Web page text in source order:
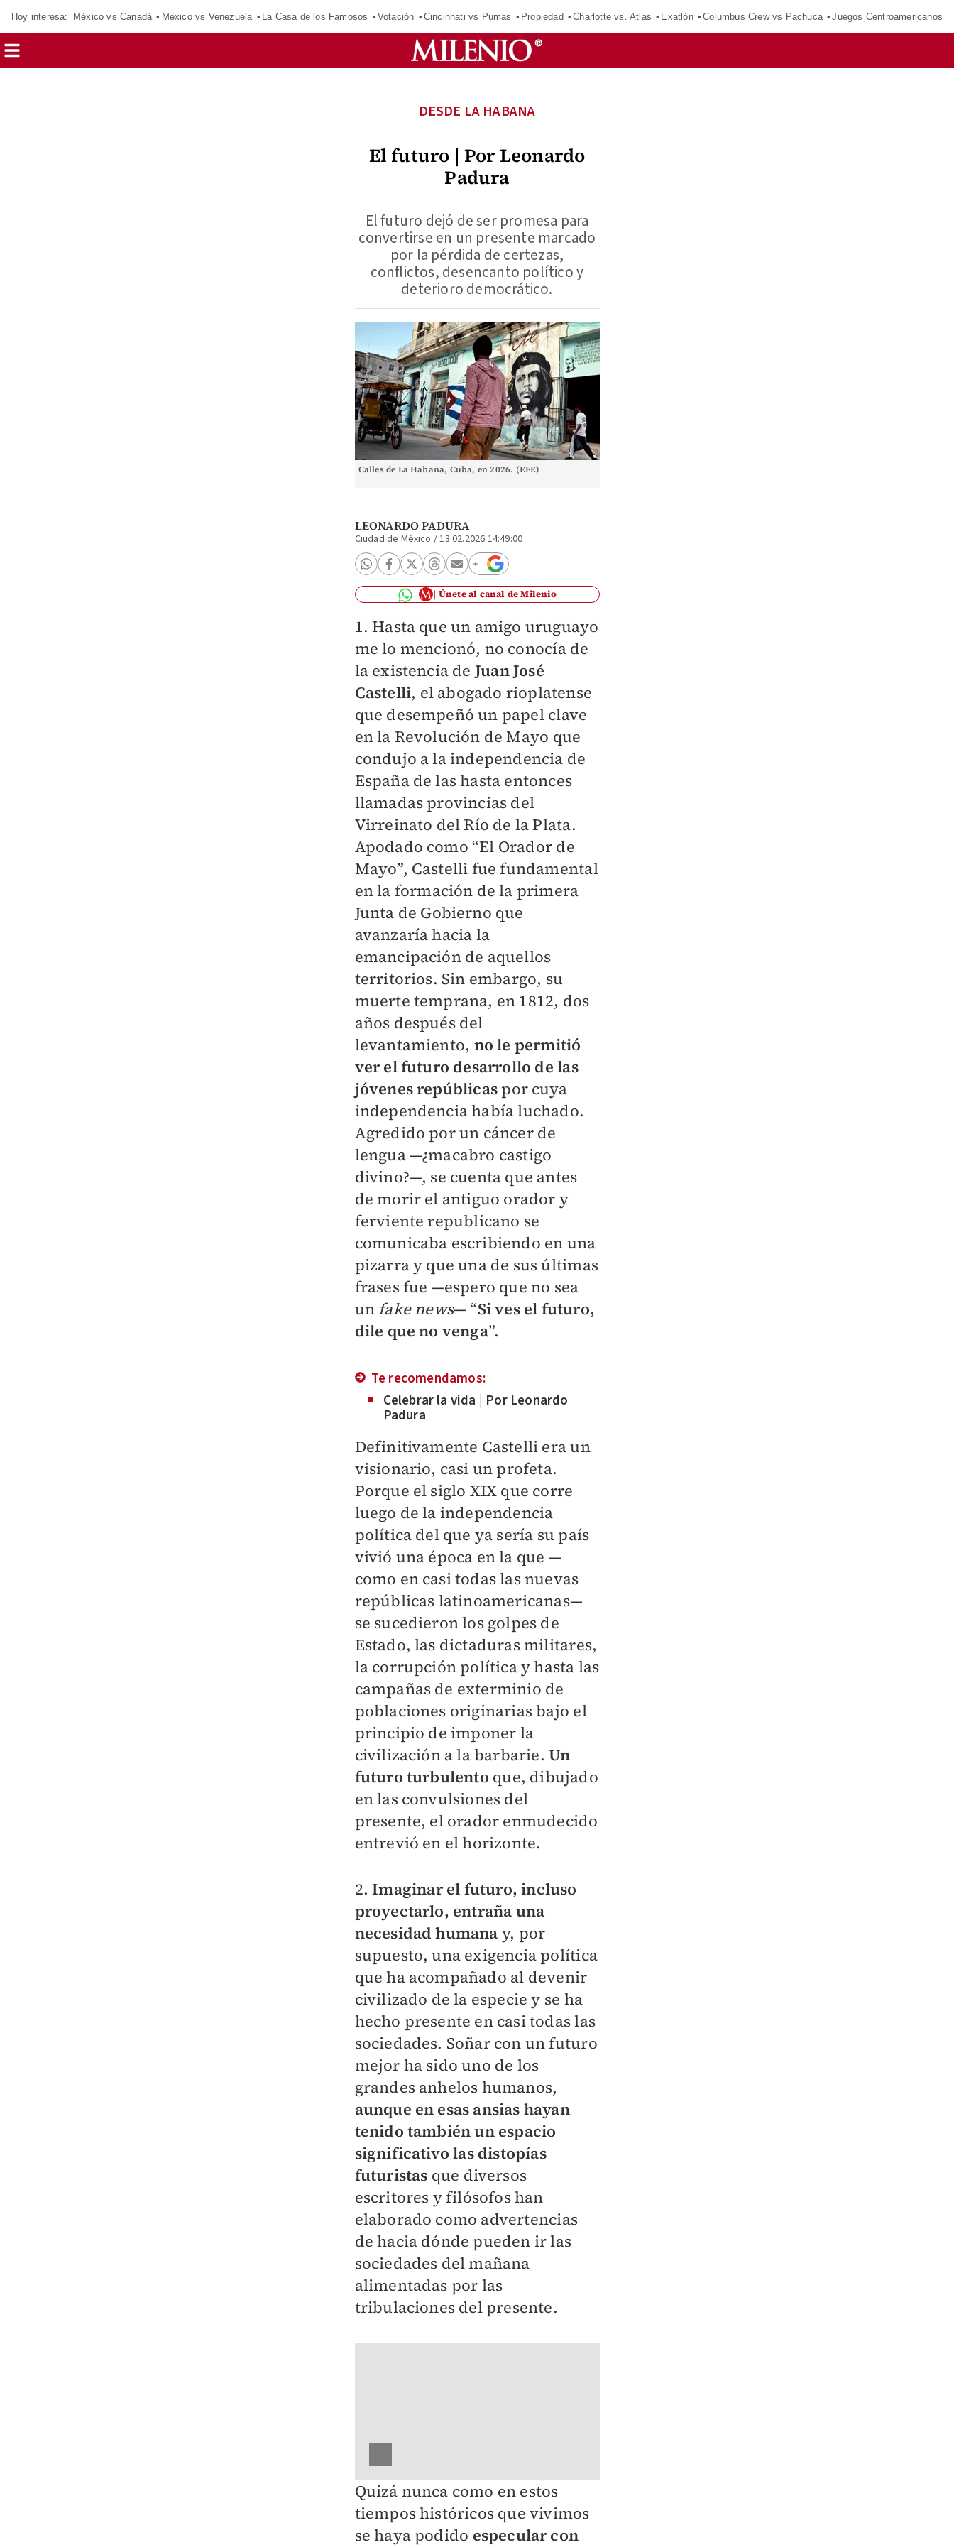
Hoy interesa: México vs Canadá México vs Venezuela La Casa de los Famosos Votación Cincinnati vs Pumas Propiedad Charlotte vs. Atlas Exatlón Columbus Crew vs Pachuca Juegos Centroamericanos
El futuro | Por Leonardo
Padura
DESDE LA HABANA
El futuro dejó de ser promesa para
convertirse en un presente marcado
por la pérdida de certezas,
conflictos, desencanto político y
deterioro democrático.
Calles de La Habana, Cuba, en 2026. (EFE)
LEONARDO PADURA
Ciudad de México /13.02.2026 14:49:00
Únete al canal de Milenio
1. Hasta que un amigo uruguayo
me lo mencionó, no conocía de
la existencia de Juan José
Castelli, el abogado rioplatense
que desempeñó un papel clave
en la Revolución de Mayo que
condujo a la independencia de
España de las hasta entonces
llamadas provincias del
Virreinato del Río de la Plata.
Apodado como “El Orador de
Mayo”, Castelli fue fundamental
en la formación de la primera
Junta de Gobierno que
avanzaría hacia la
emancipación de aquellos
territorios. Sin embargo, su
muerte temprana, en 1812, dos
años después del
levantamiento, no le permitió
ver el futuro desarrollo de las
jóvenes repúblicas por cuya
independencia había luchado.
Agredido por un cáncer de
lengua —¿macabro castigo
divino?—, se cuenta que antes
de morir el antiguo orador y
ferviente republicano se
comunicaba escribiendo en una
pizarra y que una de sus últimas
frases fue —espero que no sea
un fake news— “Si ves el futuro,
dile que no venga”.
Te recomendamos:
Celebrar la vida | Por Leonardo
Padura
​Definitivamente Castelli era un
visionario, casi un profeta.
Porque el siglo XIX que corre
luego de la independencia
política del que ya sería su país
vivió una época en la que —
como en casi todas las nuevas
repúblicas latinoamericanas—
se sucedieron los golpes de
Estado, las dictaduras militares,
la corrupción política y hasta las
campañas de exterminio de
poblaciones originarias bajo el
principio de imponer la
civilización a la barbarie.Un
futuro turbulento que, dibujado
en las convulsiones del
presente, el orador enmudecido
entrevió en el horizonte.
2.Imaginar el futuro, incluso
proyectarlo, entraña una
necesidad humana y, por
supuesto, una exigencia política
que ha acompañado al devenir
civilizado de la especie y se ha
hecho presente en casi todas las
sociedades. Soñar con un futuro
mejor ha sido uno de los
grandes anhelos humanos,
aunque en esas ansias hayan
tenido también un espacio
significativo las distopías
futuristas que diversos
escritores y filósofos han
elaborado como advertencias
de hacia dónde pueden ir las
sociedades del mañana
alimentadas por las
tribulaciones del presente.
Quizá nunca como en estos
tiempos históricos que vivimos
se haya podido especular con